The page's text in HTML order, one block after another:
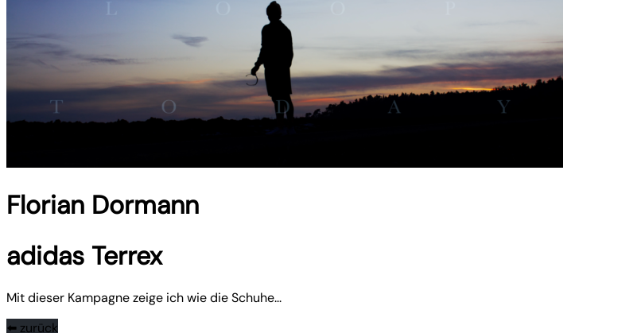
Florian Dormann
adidas Terrex
Mit dieser Kampagne zeige ich wie die Schuhe...
⬅️ zurück